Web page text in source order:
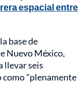
espacial entre
base de
Nuevo México,
llevar seis
como "plenamente